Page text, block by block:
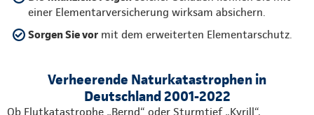
einer Elementarversicherung wirksam absichern.
Sorgen Sie vor mit dem erweiterten Elementarschutz.
Verheerende Naturkatastrophen in
Deutschland 2001-2022
Ob Flutkatastrophe „Bernd“ oder Sturmtief „Kyrill“,